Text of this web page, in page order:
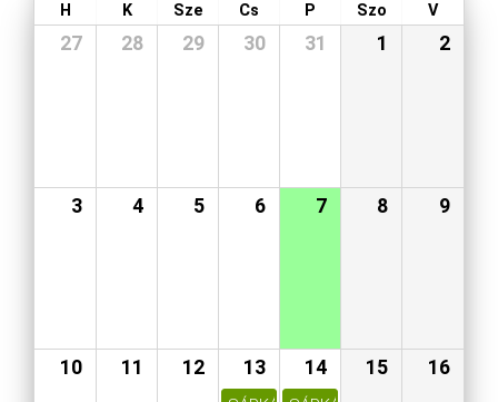
H K Sze Cs P Szo V
27 28 29 30 31 1 2
3 4 5 6 7 8 9
10 11 12 13 14 15 16